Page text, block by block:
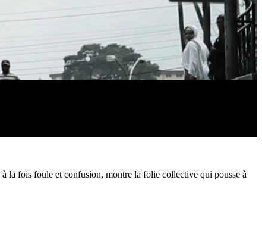
la fois foule et confusion, montre la folie collective qui pousse à